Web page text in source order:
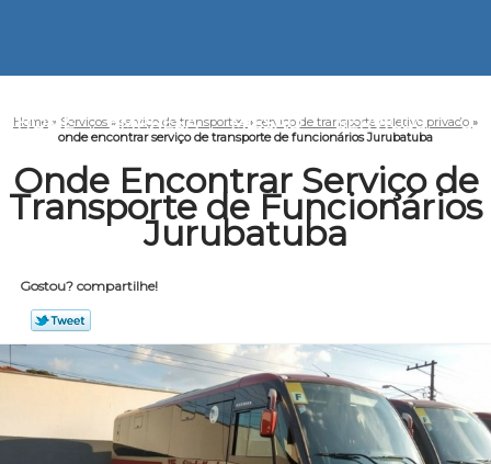
HOME EMPRESA MISSÃO SERVIÇOS
Home » Serviços » serviço de transportes » serviço de transporte coletivo privado »
onde encontrar serviço de transporte de funcionários Jurubatuba
Onde Encontrar Serviço de
Transporte de Funcionários
Jurubatuba
Gostou? compartilhe!